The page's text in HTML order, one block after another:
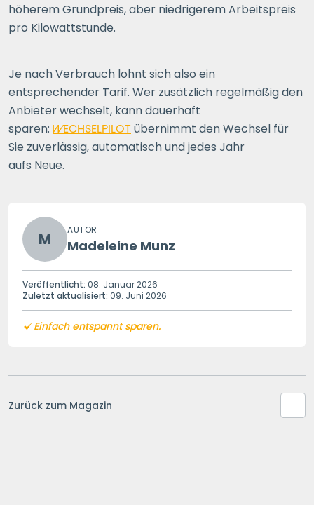
höherem Grundpreis, aber niedrigerem Arbeitspreis
pro Kilowattstunde.
Je nach Verbrauch lohnt sich also ein
entsprechender Tarif. Wer zusätzlich regelmäßig den
Anbieter wechselt, kann dauerhaft
sparen: WECHSELPILOT übernimmt den Wechsel für
Sie zuverlässig, automatisch und jedes Jahr
aufs Neue.
M AUTOR
Madeleine Munz
Veröffentlicht: 08. Januar 2026
Zuletzt aktualisiert: 09. Juni 2026
Einfach entspannt sparen.
Zurück zum Magazin